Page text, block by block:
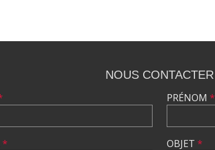
NOUS CONTACTER
*
PRÉNOM *
OBJET *